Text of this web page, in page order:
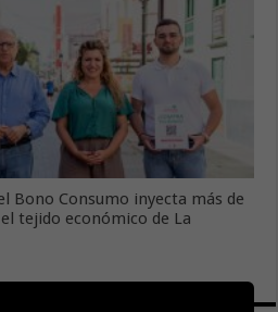
Bono Consumo inyecta más de
tejido económico de La